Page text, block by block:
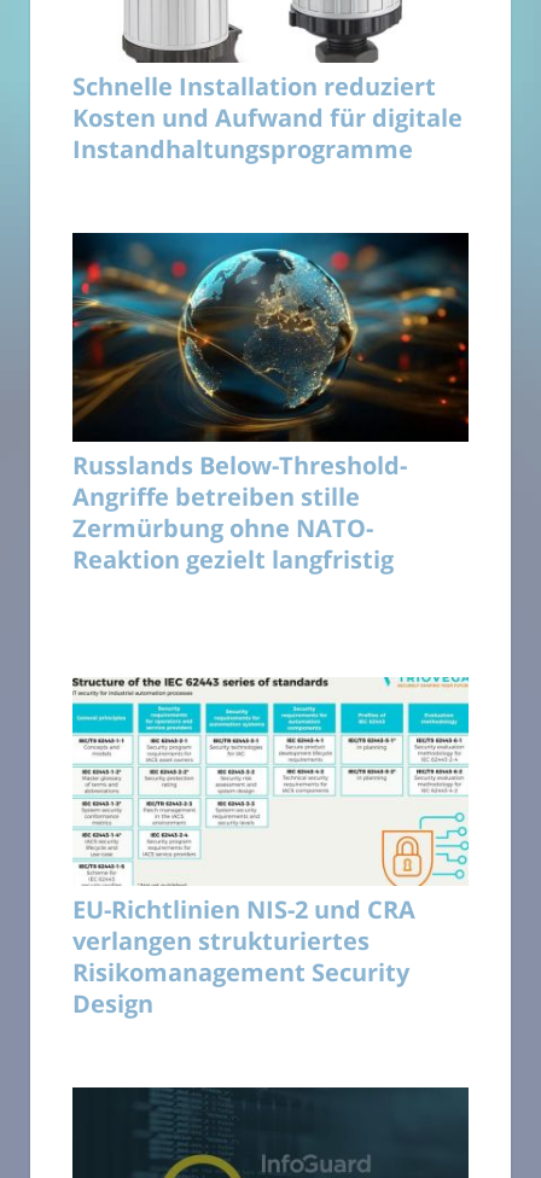
Schnelle Installation reduziert
Kosten und Aufwand für digitale
Instandhaltungsprogramme
Russlands Below-Threshold-
Angriffe betreiben stille
Zermürbung ohne NATO-
Reaktion gezielt langfristig
EU-Richtlinien NIS-2 und CRA
verlangen strukturiertes
Risikomanagement Security
Design